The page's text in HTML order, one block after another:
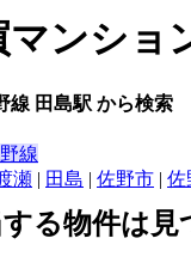
マンショ
線 田島駅 から検索
線
瀬 | 田島 | 佐野市 | 佐
る物件は